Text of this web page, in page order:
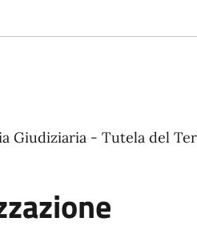
Giudiziaria - Tutela del